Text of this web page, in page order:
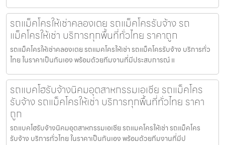
รถแม็คโครให้เช่าคลองเตย รถแม็คโครรับจ้าง รถ
แม็คโครให้เช่า บริการทุกพื้นที่ทั่วไทย ราคาถูก
รถแม็คโครให้เช่าคลองเตย รถแมคโครให้เช่า รถแม็คโครรับจ้าง บริการทั่ว
ไทย ในราคาเป็นกันเอง พร้อมด้วยทีมงานที่มีประสบการณ์ แ
รถแบคโฮรับจ้างนิคมอุตสาหกรรมเอเชีย รถแม็คโคร
รับจ้าง รถแม็คโครให้เช่า บริการทุกพื้นที่ทั่วไทย ราคา
ถูก
รถแบคโฮรับจ้างนิคมอุตสาหกรรมเอเชีย รถแมคโครให้เช่า รถแม็คโคร
รับจ้าง บริการทั่วไทย ในราคาเป็นกันเอง พร้อมด้วยทีมงานที่มีป